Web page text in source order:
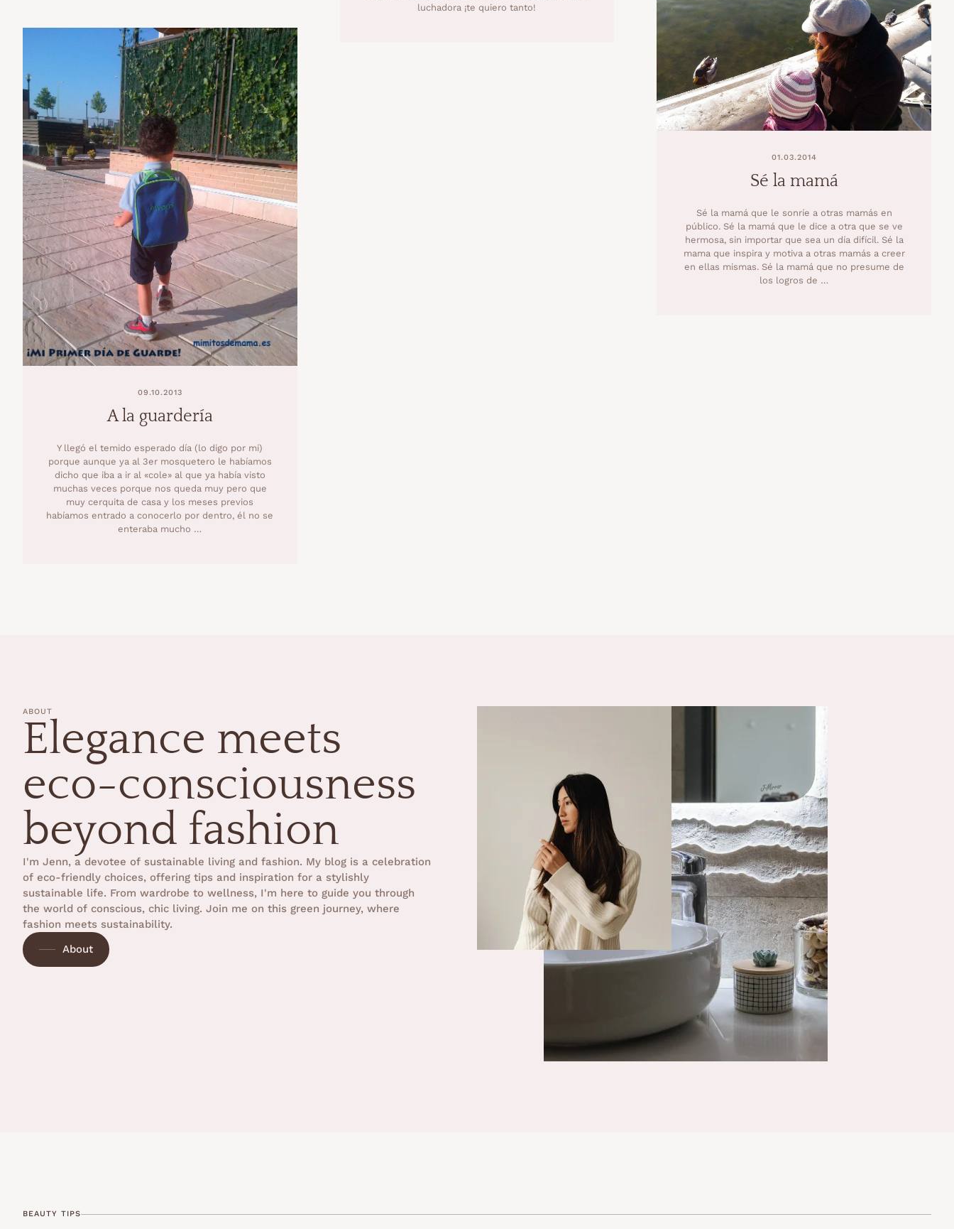
09.10.2013
A la guardería
Y llegó el temido esperado día (lo digo por mi)
porque aunque ya al 3er mosquetero le habíamos
dicho que iba a ir al «cole» al que ya había visto
muchas veces porque nos queda muy pero que
muy cerquita de casa y los meses previos
habíamos entrado a conocerlo por dentro, él no se
enteraba mucho …
luchadora ¡te quiero tanto!
01.03.2014
Sé la mamá
Sé la mamá que le sonríe a otras mamás en
público. Sé la mamá que le dice a otra que se ve
hermosa, sin importar que sea un día difícil. Sé la
mama que inspira y motiva a otras mamás a creer
en ellas mismas. Sé la mamá que no presume de
los logros de …
ABOUT
Elegance meets
eco-consciousness
beyond fashion
I'm Jenn, a devotee of sustainable living and fashion. My blog is a celebration
of eco-friendly choices, offering tips and inspiration for a stylishly
sustainable life. From wardrobe to wellness, I'm here to guide you through
the world of conscious, chic living. Join me on this green journey, where
fashion meets sustainability.
About
BEAUTY TIPS